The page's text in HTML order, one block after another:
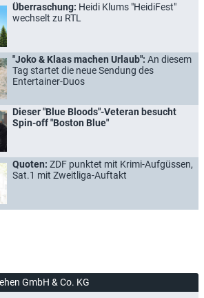
Überraschung: Heidi Klums "HeidiFest"
wechselt zu RTL
"Joko & Klaas machen Urlaub": An diesem
Tag startet die neue Sendung des
Entertainer-Duos
Dieser "Blue Bloods"-Veteran besucht
Spin-off "Boston Blue"
Quoten: ZDF punktet mit Krimi-Aufgüssen,
Sat.1 mit Zweitliga-Auftakt
GmbH & Co. KG